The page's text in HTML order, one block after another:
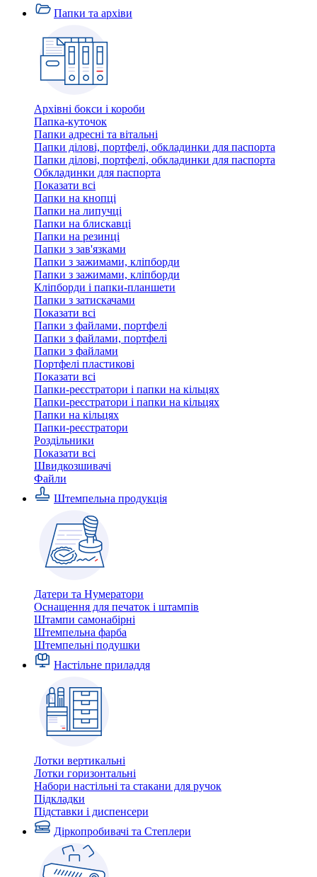
Папки та архіви
Архівні бокси і короби
Папка-куточок
Папки адресні та вітальні
Папки ділові, портфелі, обкладинки для паспорта
Папки ділові, портфелі, обкладинки для паспорта
Обкладинки для паспорта
Показати всі
Папки на кнопці
Папки на липучці
Папки на блискавці
Папки на резинці
Папки з зав'язками
Папки з зажимами, кліпборди
Папки з зажимами, кліпборди
Кліпборди і папки-планшети
Папки з затискачами
Показати всі
Папки з файлами, портфелі
Папки з файлами, портфелі
Папки з файлами
Портфелі пластикові
Показати всі
Папки-реєстратори і папки на кільцях
Папки-реєстратори і папки на кільцях
Папки на кільцях
Папки-реєстратори
Роздільники
Показати всі
Швидкозшивачi
Файли
Штемпельна продукція
Датери та Нумератори
Оснащення для печаток і штампів
Штампи самонабірні
Штемпельна фарба
Штемпельні подушки
Настільне приладдя
Лотки вертикальні
Лотки горизонтальні
Набори настільні та стакани для ручок
Підкладки
Підставки і диспенсери
Діркопробивачі та Степлери